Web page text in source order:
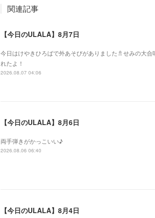
関連記事
【今日のULALA】8月7日
今日はけやきひろばで外あそびがありました🚿せみの大
れたよ！
2026.08.07 04:06
【今日のULALA】8月6日
両手弾きがかっこいい♪
2026.08.06 06:40
【今日のULALA】8月4日